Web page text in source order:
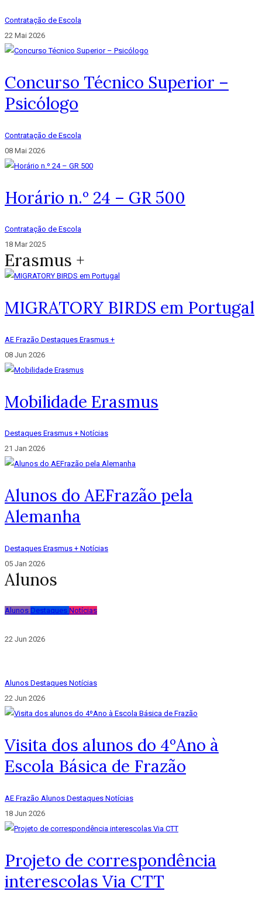
Contratação de Escola
22 Mai 2026
Concurso Técnico Superior –
Psicólogo
Contratação de Escola
08 Mai 2026
Horário n.º 24 – GR 500
Contratação de Escola
18 Mar 2025
Erasmus +
MIGRATORY BIRDS em Portugal
AE Frazão Destaques Erasmus +
08 Jun 2026
Mobilidade Erasmus
Destaques Erasmus + Notícias
21 Jan 2026
Alunos do AEFrazão pela
Alemanha
Destaques Erasmus + Notícias
05 Jan 2026
Alunos
Alunos Destaques Notícias
22 Jun 2026
Alunos Destaques Notícias
22 Jun 2026
Visita dos alunos do 4ºAno à
Escola Básica de Frazão
AE Frazão Alunos Destaques Notícias
18 Jun 2026
Projeto de correspondência
interescolas Via CTT